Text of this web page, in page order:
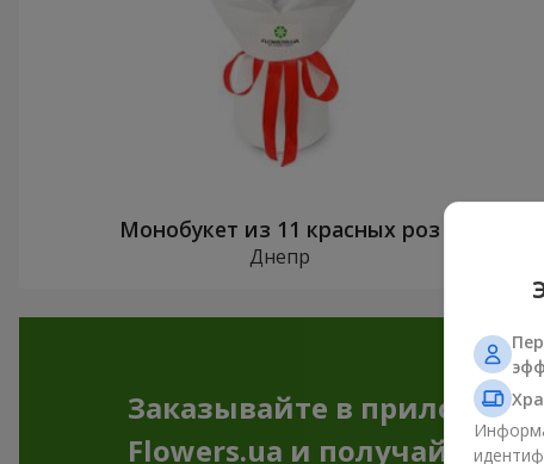
Монобукет из 11 красных роз
Днепр
Заказывайте в
Flowers.ua и получайте